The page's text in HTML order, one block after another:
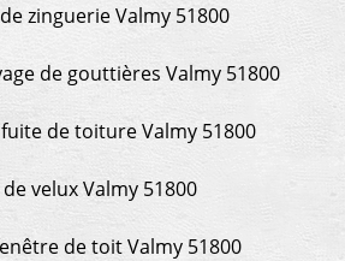
zinguerie Valmy 51800
de gouttières Valmy 51800
de toiture Valmy 51800
de velux Valmy 51800
de toit Valmy 51800